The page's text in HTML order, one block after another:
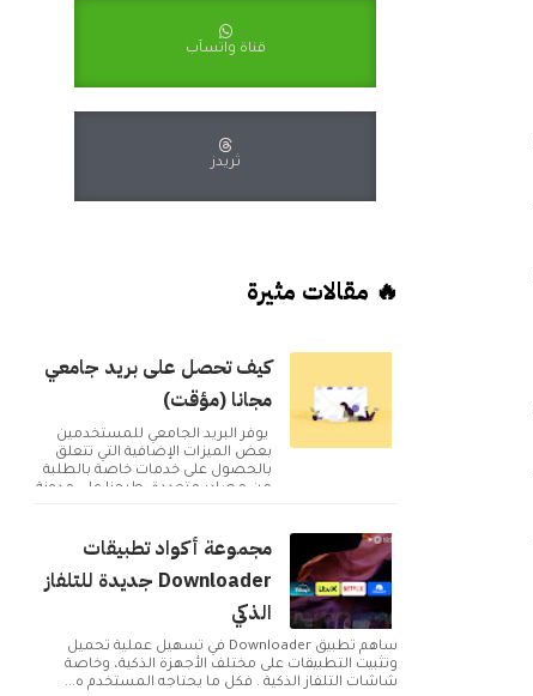
قناة واتسآب
ثريدز
🔥 مقالات مثيرة
كيف تحصل على بريد جامعي
مجانا (مؤقت)
يوفر البريد الجامعي للمستخدمين
بعض الميزات الإضافية التي تتعلق
بالحصول على خدمات خاصة بالطلبة
من مصادر متعددة. طرحنا على مدونة
مجموعة أكواد تطبيقات
Downloader جديدة للتلفاز
الذكي
ساهم تطبيق Downloader في تسهيل عملية تحميل
وتثبيت التطبيقات على مختلف الأجهزة الذكية، وخاصة
شاشات التلفاز الذكية . فكل ما يحتاجه المستخدم ه...